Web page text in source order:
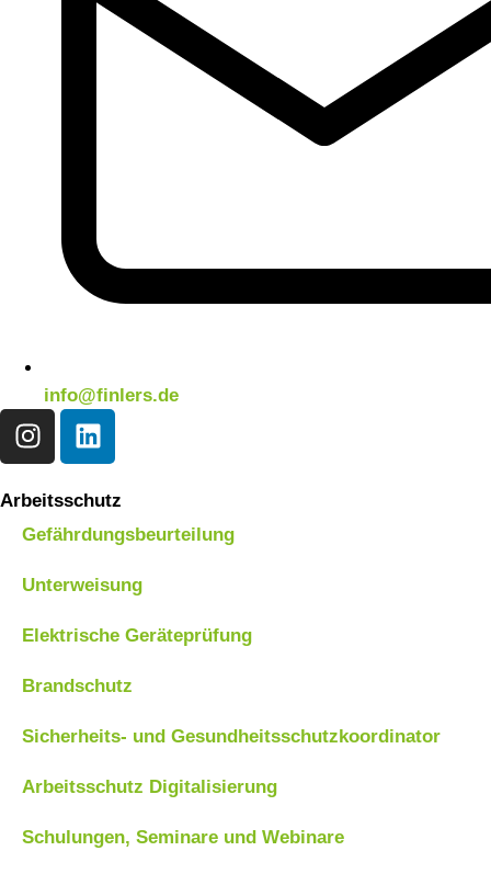
info@finlers.de
Arbeitsschutz
Gefährdungsbeurteilung
Unterweisung
Elektrische Geräteprüfung
Brandschutz
Sicherheits- und Gesundheitsschutzkoordinator
Arbeitsschutz Digitalisierung
Schulungen, Seminare und Webinare